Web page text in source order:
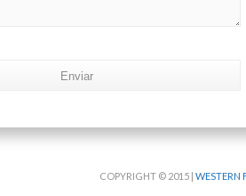
COPYRIGHT © 2015 | WESTERN